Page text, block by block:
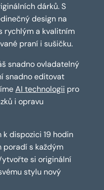
dárků. S
design na
rychlým a kvalitním
praní i sušičku.
snadno ovladatelný
snadno editovat
AI technologii pro
i opravu
dispozici 19 hodin
poradí s každým
si originální
stylu nový